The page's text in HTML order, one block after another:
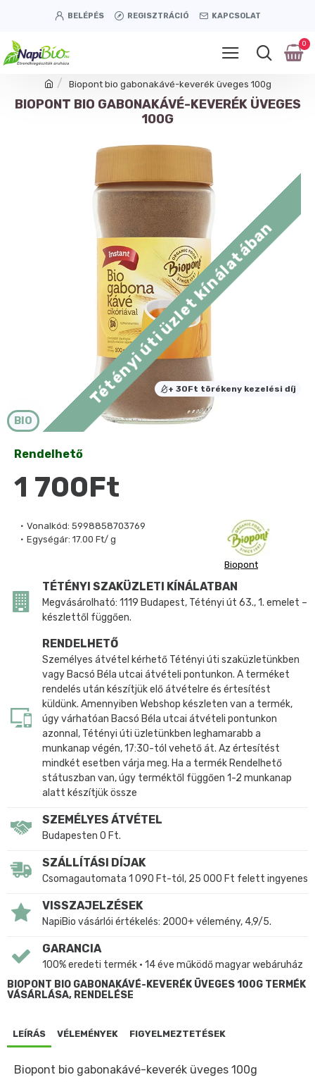
BELÉPÉS REGISZTRÁCIÓ KAPCSOLAT
0
Biopont bio gabonakávé-keverék üveges 100g
BIOPONT BIO GABONAKÁVÉ-KEVERÉK ÜVEGES
100G
BIO
+ 30Ft törékeny kezelési díj
Tétényi úti üzlet kínálatában
Vonalkód: 5998858703769
Egységár: 17.00 Ft/ g
Biopont
Rendelhető
1 700Ft
TÉTÉNYI SZAKÜZLETI KÍNÁLATBAN
Megvásárolható: 1119 Budapest, Tétényi út 63., 1. emelet –
készlettől függően.
RENDELHETŐ
Személyes átvétel kérhető Tétényi úti szaküzletünkben
vagy Bacsó Béla utcai átvételi pontunkon. A terméket
rendelés után készítjük elő átvételre és értesítést
küldünk. Amennyiben Webshop készleten van a termék,
úgy várhatóan Bacsó Béla utcai átvételi pontunkon
azonnal, Tétényi úti üzletünkben leghamarabb a
munkanap végén, 17:30-tól vehető át. Az értesítést
mindkét esetben várja meg. Ha a termék Rendelhető
státuszban van, úgy terméktől függően 1-2 munkanap
alatt készítjük össze
SZEMÉLYES ÁTVÉTEL
Budapesten 0 Ft.
SZÁLLÍTÁSI DÍJAK
Csomagautomata 1 090 Ft-tól, 25 000 Ft felett ingyenes
VISSZAJELZÉSEK
NapiBio vásárlói értékelés: 2000+ vélemény, 4,9/5.
GARANCIA
100% eredeti termék • 14 éve működő magyar webáruház
BIOPONT BIO GABONAKÁVÉ-KEVERÉK ÜVEGES 100G TERMÉK
VÁSÁRLÁSA, RENDELÉSE
LEÍRÁS VÉLEMÉNYEK FIGYELMEZTETÉSEK
Biopont bio gabonakávé-keverék üveges 100g